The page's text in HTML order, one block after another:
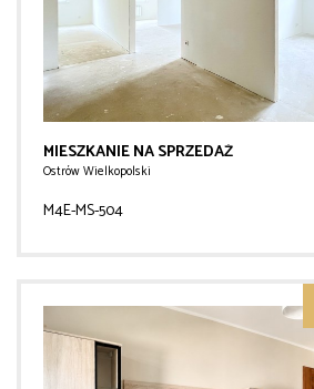
MIESZKANIE NA SPRZEDAŻ
Ostrów Wielkopolski
M4E-MS-504